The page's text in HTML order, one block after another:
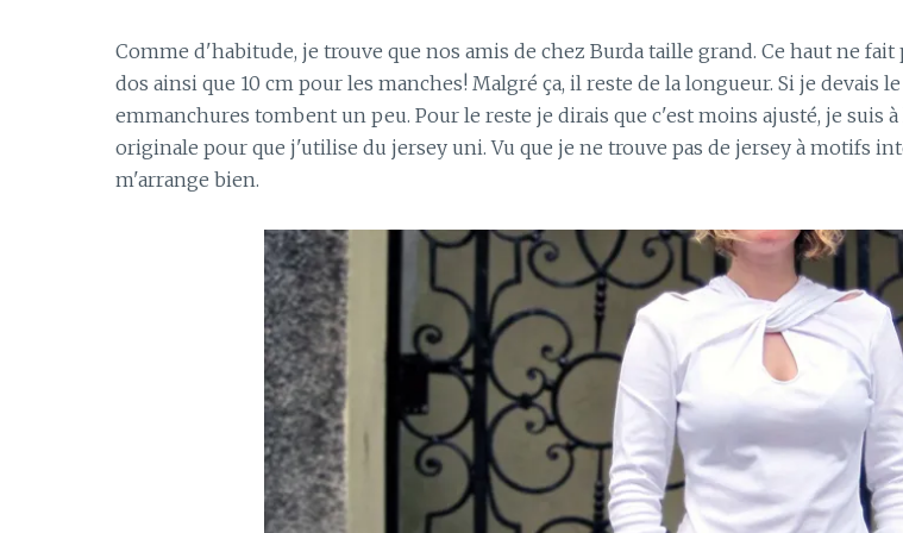
Comme d'habitude, je trouve que nos amis de chez Burda taille grand. Ce haut ne
dos ainsi que 10 cm pour les manches! Malgré ça, il reste de la longueur. Si je
emmanchures tombent un peu. Pour le reste je dirais que c'est moins ajusté, je suis
originale pour que j'utilise du jersey uni. Vu que je ne trouve pas de jersey à motifs
m'arrange bien.